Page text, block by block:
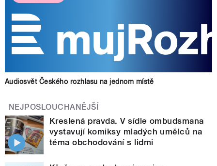
Audiosvět Českého rozhlasu na jednom místě
NEJPOSLOUCHANĚJŠÍ
Kreslená pravda. V sídle ombudsmana
vystavují komiksy mladých umělců na
téma obchodování s lidmi